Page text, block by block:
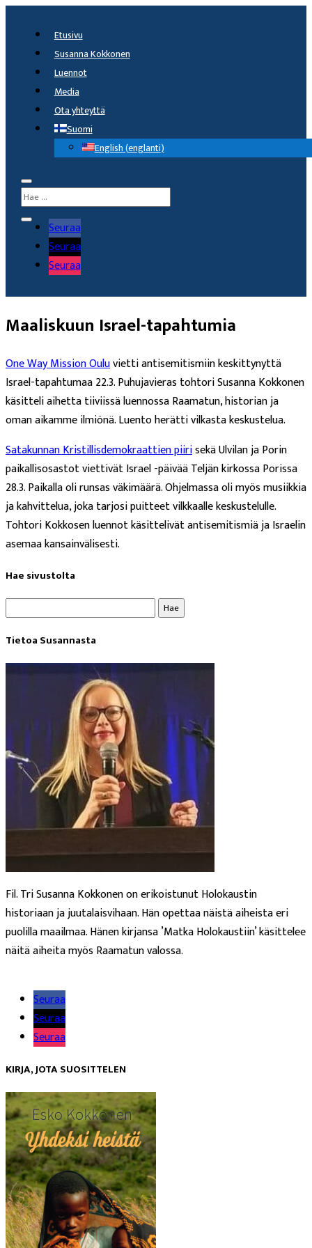
Etusivu
Susanna Kokkonen
Luennot
Media
Ota yhteyttä
Suomi
English(englanti)
Seuraa
Seuraa
Seuraa
Maaliskuun Israel-tapahtumia
One Way Mission Ouluvietti antisemitismiin keskittynyttä
Israel-tapahtumaa 22.3. Puhujavieras tohtori Susanna Kokkonen
käsitteli aihetta tiiviissä luennossa Raamatun, historian ja
oman aikamme ilmiönä. Luento herätti vilkasta keskustelua.
Satakunnan Kristillisdemokraattien piirisekä Ulvilan ja Porin
paikallisosastot viettivät Israel -päivää Teljän kirkossa Porissa
28.3. Paikalla oli runsas väkimäärä. Ohjelmassa oli myös musiikkia
ja kahvittelua, joka tarjosi puitteet vilkkaalle keskustelulle.
Tohtori Kokkosen luennot käsittelivät antisemitismiä ja Israelin
asemaa kansainvälisesti.
Hae sivustolta
Tietoa Susannasta
Fil. Tri Susanna Kokkonen on erikoistunut Holokaustin
historiaan ja juutalaisvihaan. Hän opettaa näistä aiheista eri
puolilla maailmaa. Hänen kirjansa ’Matka Holokaustiin’ käsittelee
näitä aiheita myös Raamatun valossa.
Seuraa
Seuraa
Seuraa
KIRJA, JOTA SUOSITTELEN